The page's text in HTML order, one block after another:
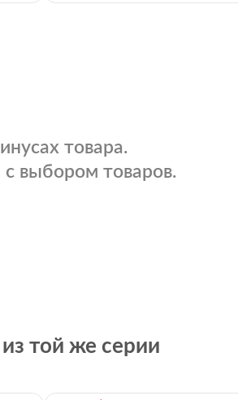
товара.
выбором товаров.
той же серии